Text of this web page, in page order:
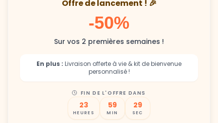
Offre de lancement ! 🎉
-50%
Sur vos 2 premières semaines !
En plus : Livraison offerte à vie & kit de bienvenue
personnalisé !
FIN DE L'OFFRE DANS
23
HEURES
59
MIN
27
SEC